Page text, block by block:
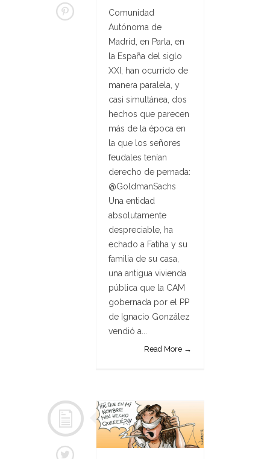
Comunidad
Autónoma de
Madrid, en Parla, en
la España del siglo
XXI, han ocurrido de
manera paralela, y
casi simultánea, dos
hechos que parecen
más de la época en
la que los señores
feudales tenían
derecho de pernada:
@GoldmanSachs
Una entidad
absolutamente
despreciable, ha
echado a Fatiha y su
familia de su casa,
una antigua vivienda
pública que la CAM
gobernada por el PP
de Ignacio González
vendió a...
Read More →